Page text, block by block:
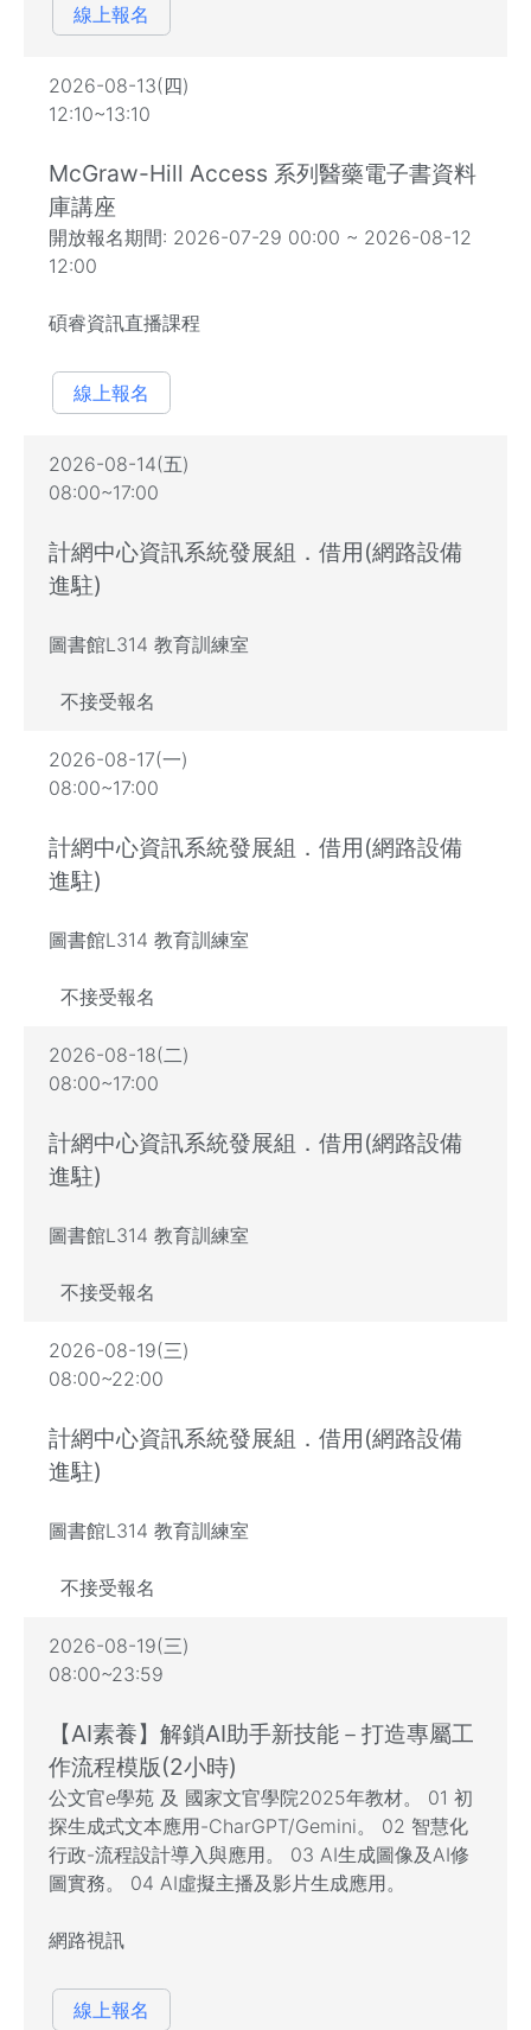
線上報名
2026-08-13(四)
12:10~13:10
McGraw-Hill Access 系列醫藥電子書資料
庫講座
開放報名期間: 2026-07-29 00:00 ~ 2026-08-12
12:00
碩睿資訊直播課程
線上報名
2026-08-14(五)
08:00~17:00
計網中心資訊系統發展組．借用(網路設備
進駐)
圖書館L314 教育訓練室
不接受報名
2026-08-17(一)
08:00~17:00
計網中心資訊系統發展組．借用(網路設備
進駐)
圖書館L314 教育訓練室
不接受報名
2026-08-18(二)
08:00~17:00
計網中心資訊系統發展組．借用(網路設備
進駐)
圖書館L314 教育訓練室
不接受報名
2026-08-19(三)
08:00~22:00
計網中心資訊系統發展組．借用(網路設備
進駐)
圖書館L314 教育訓練室
不接受報名
2026-08-19(三)
08:00~23:59
【AI素養】解鎖AI助手新技能－打造專屬工
作流程模版(2小時)
公文官e學苑 及 國家文官學院2025年教材。 01 初
探生成式文本應用-CharGPT/Gemini。 02 智慧化
行政-流程設計導入與應用。 03 AI生成圖像及AI修
圖實務。 04 AI虛擬主播及影片生成應用。
網路視訊
線上報名